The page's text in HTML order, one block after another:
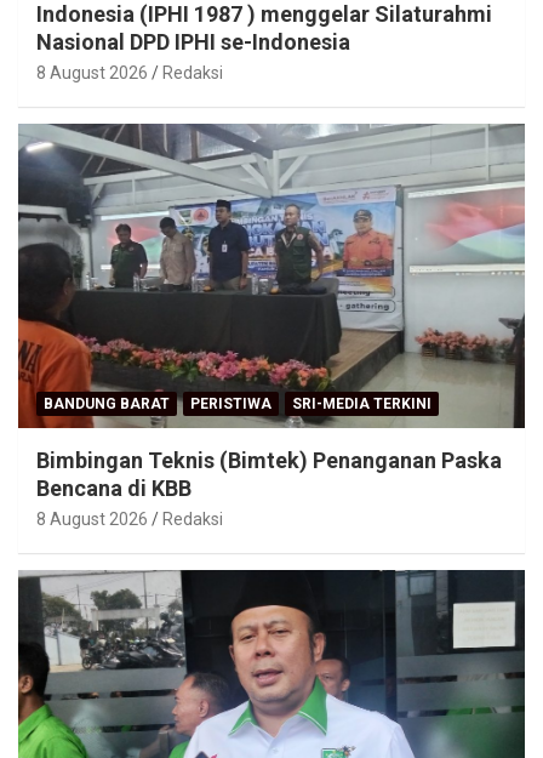
Indonesia (IPHI 1987 ) menggelar Silaturahmi
Nasional DPD IPHI se-Indonesia
8 August 2026 Redaksi
BANDUNG BARAT PERISTIWA SRI-MEDIA TERKINI
Bimbingan Teknis (Bimtek) Penanganan Paska
Bencana di KBB
8 August 2026 Redaksi